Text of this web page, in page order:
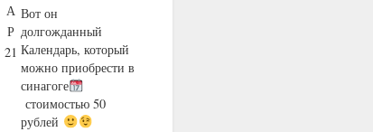
А
Р
21
Вот он
долгожданный
Календарь, который
можно приобрести в
синагоге
стоимостью 50
рублей